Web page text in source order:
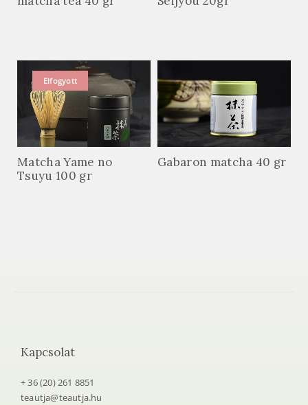
Elfogyott
Matcha Yame no
Tsuyu 100 gr
Gabaron matcha 40 gr
Kapcsolat
+ 36 (20) 261 8851
teautja@teautja.hu